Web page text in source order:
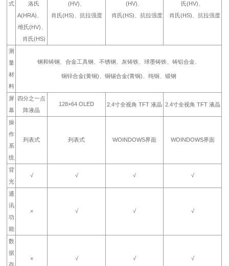
式
洛氏
A(HRA)、
维氏(HV)、
肖氏(HS)
(HV)、
肖氏(HS)、抗拉强度
(HV)、
肖氏(HS)、抗拉强度
氏(HV)、
肖氏(HS)、抗拉强度
测
量
材
料
钢和铸钢、合金工具钢、不锈钢、灰铸铁、球墨铸铁、铸铝合金、
铜锌合金(黄铜)、铜锡合金(青铜)、纯铜、锻钢
屏
幕
四分之一点
阵液晶
128×64 OLED 2.4寸全视角 TFT 液晶 2.4寸全视角 TFT 液晶
操
作
系
统
列表式 列表式 WOINDOWS界面 WOINDOWS界面
背
光
√ √ √ √
通
讯
功
能
× √ √ √
数
据
存
× √ √ √